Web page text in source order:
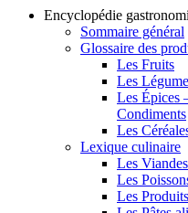
Encyclopédie
Sommaire général
Glossaire des
Les Fruits
Les
Les Épices
Condiments
Les
Lexique culinaire
Les
Les
Les